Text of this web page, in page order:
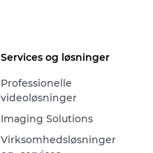
Services og løsninger
Professionelle
videoløsninger
Imaging Solutions
Virksomhedsløsninger